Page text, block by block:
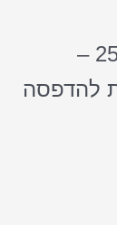
היה הראשון לכתוב סקירה “2563 –
להדפסה